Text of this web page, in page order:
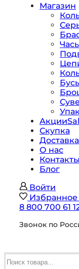
Магазин
Акции
Скупка
О нас
Контакты
Блог
Войти
Избранное
8 800 700 61
Звонок по